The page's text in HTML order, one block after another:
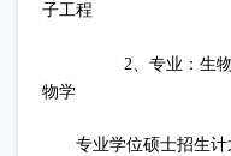
子工程
2、专业：生物物
物学
专业学位硕士招生计